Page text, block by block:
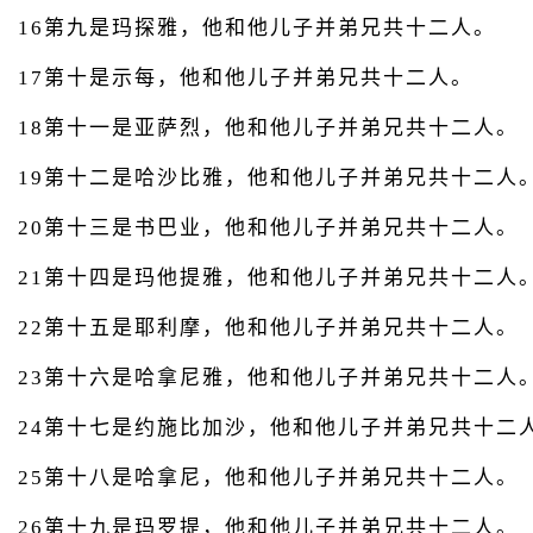
16第九是玛探雅，他和他儿子并弟兄共十二人。
17第十是示每，他和他儿子并弟兄共十二人。
18第十一是亚萨烈，他和他儿子并弟兄共十二人。
19第十二是哈沙比雅，他和他儿子并弟兄共十二人。
20第十三是书巴业，他和他儿子并弟兄共十二人。
21第十四是玛他提雅，他和他儿子并弟兄共十二人。
22第十五是耶利摩，他和他儿子并弟兄共十二人。
23第十六是哈拿尼雅，他和他儿子并弟兄共十二人。
24第十七是约施比加沙，他和他儿子并弟兄共十二
25第十八是哈拿尼，他和他儿子并弟兄共十二人。
26第十九是玛罗提，他和他儿子并弟兄共十二人。